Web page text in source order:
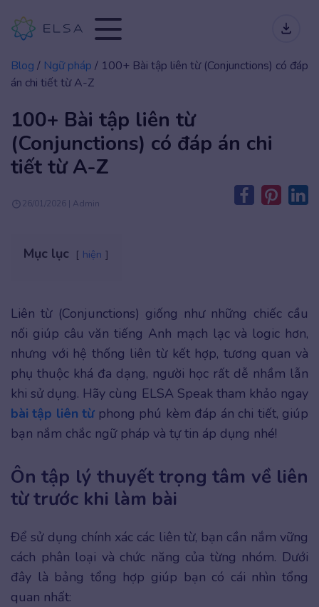
Blog / Ngữ pháp / 100+ Bài tập liên từ (Conjunctions) có đáp
án chi tiết từ A-Z
100+ Bài tập liên từ
(Conjunctions) có đáp án chi
tiết từ A-Z
26/01/2026 | Admin
Mục lục hiện
Liên từ (Conjunctions) giống như những chiếc cầu
nối giúp câu văn tiếng Anh mạch lạc và logic hơn,
nhưng với hệ thống liên từ kết hợp, tương quan và
phụ thuộc khá đa dạng, người học rất dễ nhầm lẫn
khi sử dụng. Hãy cùng ELSA Speak tham khảo ngay
bài tập liên từ phong phú kèm đáp án chi tiết, giúp
bạn nắm chắc ngữ pháp và tự tin áp dụng nhé!
Ôn tập lý thuyết trọng tâm về liên
từ trước khi làm bài
Để sử dụng chính xác các liên từ, bạn cần nắm vững
cách phân loại và chức năng của từng nhóm. Dưới
đây là bảng tổng hợp giúp bạn có cái nhìn tổng
quan nhất: